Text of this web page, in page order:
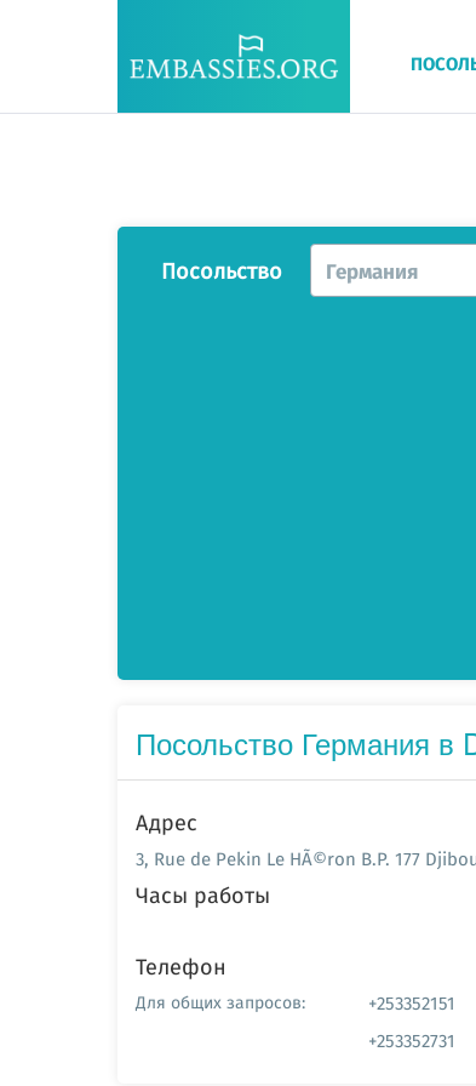
Посольство Германия
Посольство Германия в
Адрес
3, Rue de Pekin Le HÃ©ron B.P. 177
Часы работы
Телефон
Для общих запросов:
+253352151
+253352731